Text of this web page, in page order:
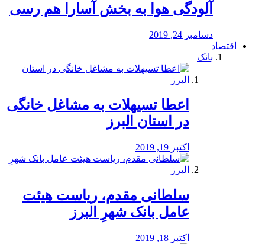
آلودگی هوا به بخش آسارا هم رسی
دسامبر 24, 2019
اقتصاد
بانک
️اعطا تسیهلات به مشاغل خانگی
در استان البرز
اکتبر 19, 2019
سلطانی مقدم، ریاست هیئت
عامل بانک شهرِ البرز
اکتبر 18, 2019